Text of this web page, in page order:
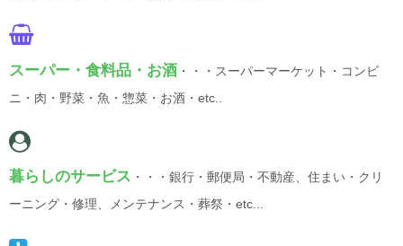
スーパー・食料品・お酒 ・・・スーパーマーケット・コンビ
ニ・肉・野菜・魚・惣菜・お酒・etc..
暮らしのサービス ・・・銀行・郵便局・不動産、住まい・クリ
ーニング・修理、メンテナンス・葬祭・etc...